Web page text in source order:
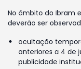
No âmbito do Ibram
deverão ser
ocultação
anteriores a 4 de
publicidade